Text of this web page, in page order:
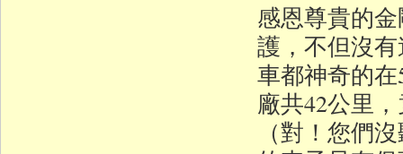
感恩尊貴的
護，不但沒
車都神奇的
廠共42公里
（對！您們